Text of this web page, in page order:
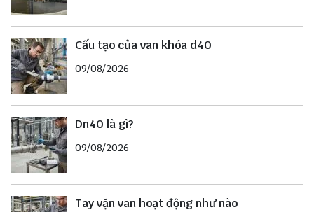
Cấu tạo của van khóa d40
09/08/2026
Dn40 là gì?
09/08/2026
Tay vặn van hoạt động như nào